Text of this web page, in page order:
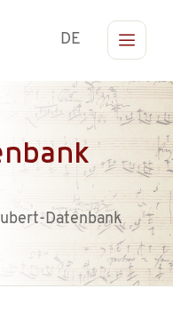
DE
Datenbank